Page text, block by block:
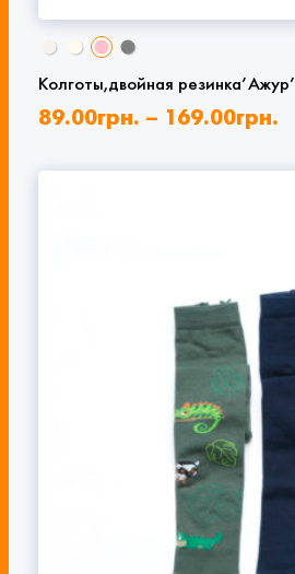
Колготы,двойная резинка’Ажур’
89.00грн. – 169.00грн.